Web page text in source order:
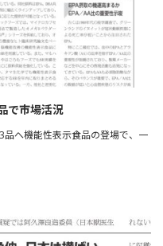
で市場活況
品へ機能性表示食品の登場で、一